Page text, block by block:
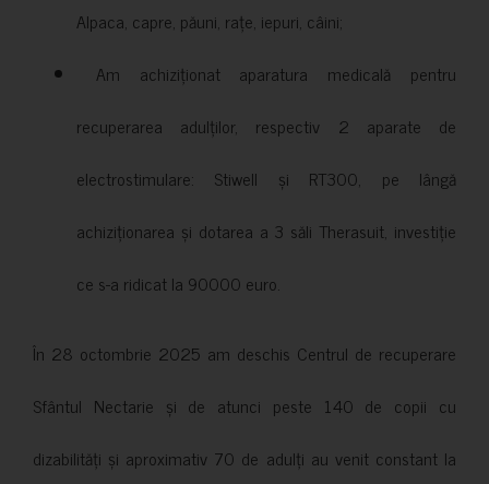
Alpaca, capre, păuni, rațe, iepuri, câini;
Am achiziționat aparatura medicală pentru
recuperarea adulților, respectiv 2 aparate de
electrostimulare: Stiwell și RT300, pe lângă
achiziționarea și dotarea a 3 săli Therasuit, investiție
ce s-a ridicat la 90000 euro.
În 28 octombrie 2025 am deschis Centrul de recuperare
Sfântul Nectarie și de atunci peste 140 de copii cu
dizabilități și aproximativ 70 de adulți au venit constant la